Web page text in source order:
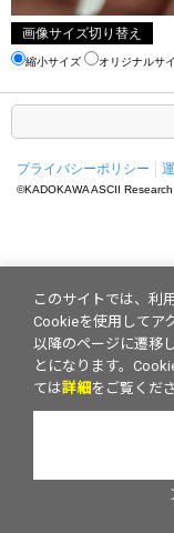
画像サイズ切り替え
縮小サイズ オリジナルサ
プライバシーポリシー
©KADOKAWA ASCII
このサイトでは、利
Cookieを使用してア
以降のページに遷移
とになります。
ては詳細 をご覧くだ